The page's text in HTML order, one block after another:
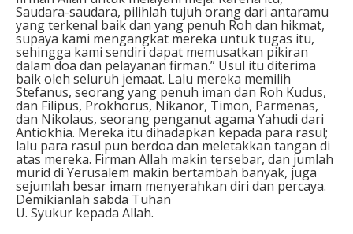
Saudara-saudara, pilihlah tujuh orang dari antaramu
yang terkenal baik dan yang penuh Roh dan hikmat,
supaya kami mengangkat mereka untuk tugas itu,
sehingga kami sendiri dapat memusatkan pikiran
dalam doa dan pelayanan firman.” Usul itu diterima
baik oleh seluruh jemaat. Lalu mereka memilih
Stefanus, seorang yang penuh iman dan Roh Kudus,
dan Filipus, Prokhorus, Nikanor, Timon, Parmenas,
dan Nikolaus, seorang penganut agama Yahudi dari
Antiokhia. Mereka itu dihadapkan kepada para rasul;
lalu para rasul pun berdoa dan meletakkan tangan di
atas mereka. Firman Allah makin tersebar, dan jumlah
murid di Yerusalem makin bertambah banyak, juga
sejumlah besar imam menyerahkan diri dan percaya.
Demikianlah sabda Tuhan
U. Syukur kepada Allah.